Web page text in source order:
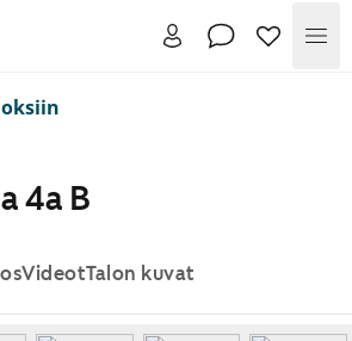
4a B
VideotTalon kuvat